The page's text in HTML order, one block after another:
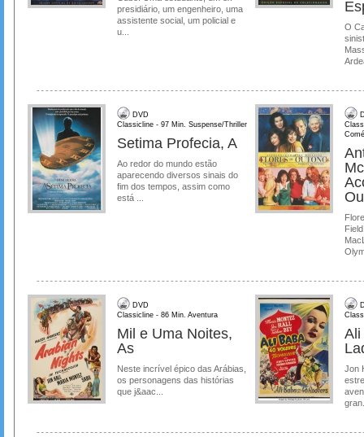
presidiário, um engenheiro, uma
assistente social, um policial e
u...
O
DVD
Classicline - 97 Min. Suspense/Thriller
Setima Profecia, A
Ao redor do mundo estão
aparecendo diversos sinais do
fim dos tempos, assim como
está ...
DVD
Classicline - 86 Min. Aventura
Mil e Uma Noites,
As
Neste incrível épico das Arábias,
os personagens das histórias
que j&aac...
Ali
Jon